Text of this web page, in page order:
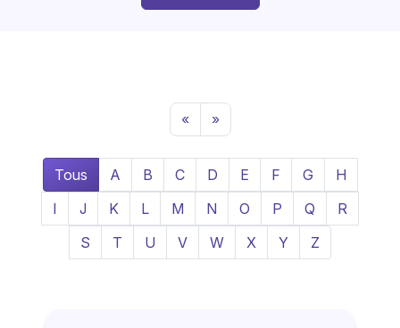
« »
Tous A B C D E F G
H
I
J K L M N O P Q
R
S
T U V W X Y Z